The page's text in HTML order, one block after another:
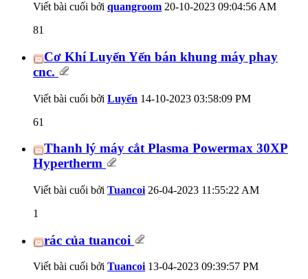
Viết bài cuối bởi quangroom 20-10-2023 09:04:56 AM
81
Cơ Khí Luyến Yến bán khung máy phay
cnc.
Viết bài cuối bởi Luyến 14-10-2023 03:58:09 PM
61
Thanh lý máy cắt Plasma Powermax 30XP
Hypertherm
Viết bài cuối bởi Tuancoi 26-04-2023 11:55:22 AM
1
rác của tuancoi
Viết bài cuối bởi Tuancoi13-04-2023 09:39:57 PM